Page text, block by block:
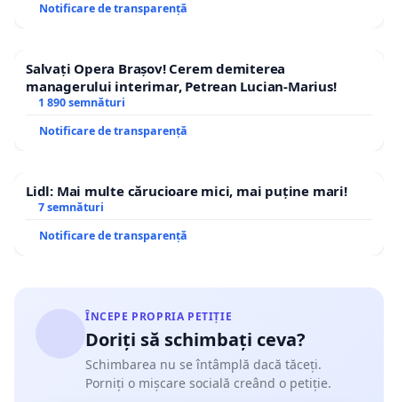
Notificare de transparență
Salvați Opera Brașov! Cerem demiterea
managerului interimar, Petrean Lucian-Marius!
1 890 semnături
Notificare de transparență
Lidl: Mai multe cărucioare mici, mai puține mari!
7 semnături
Notificare de transparență
ÎNCEPE PROPRIA PETIȚIE
Doriți să schimbați ceva?
Schimbarea nu se întâmplă dacă tăceți.
Porniți o mișcare socială creând o petiție.